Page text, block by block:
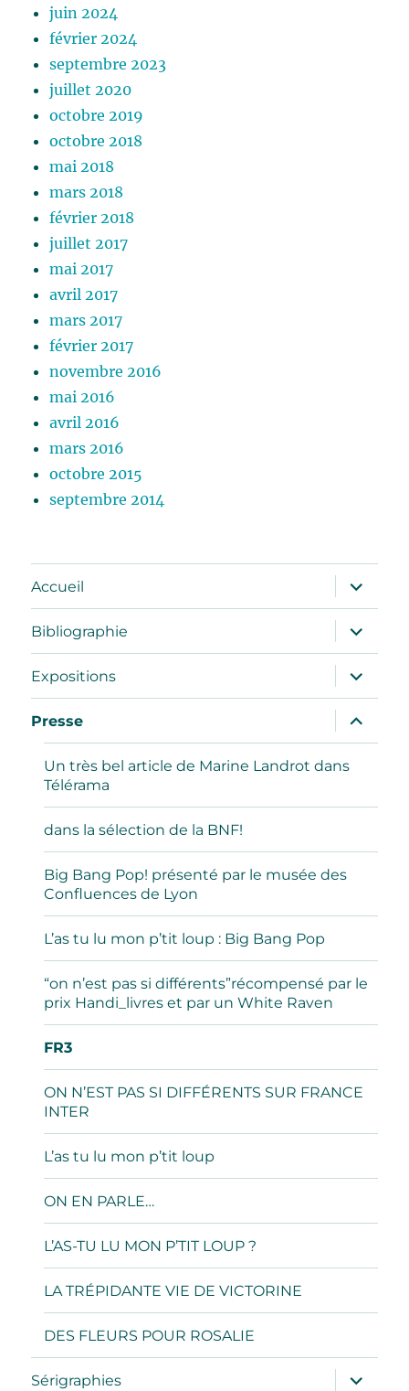
juin 2024
février 2024
septembre 2023
juillet 2020
octobre 2019
octobre 2018
mai 2018
mars 2018
février 2018
juillet 2017
mai 2017
avril 2017
mars 2017
février 2017
novembre 2016
mai 2016
avril 2016
mars 2016
octobre 2015
septembre 2014
Accueil
ouvrir
le
sous-
menu
Bibliographie
ouvrir
le
sous-
menu
Expositions
ouvrir
le
sous-
menu
Presse
ouvrir
le
sous-
menu
Un très bel article de Marine Landrot dans
Télérama
dans la sélection de la BNF!
Big Bang Pop! présenté par le musée des
Confluences de Lyon
L’as tu lu mon p’tit loup : Big Bang Pop
“on n’est pas si différents”récompensé par le
prix Handi_livres et par un White Raven
FR3
ON N’EST PAS SI DIFFÉRENTS SUR FRANCE
INTER
L’as tu lu mon p’tit loup
ON EN PARLE…
L’AS-TU LU MON P’TIT LOUP ?
LA TRÉPIDANTE VIE DE VICTORINE
DES FLEURS POUR ROSALIE
Sérigraphies
ouvrir